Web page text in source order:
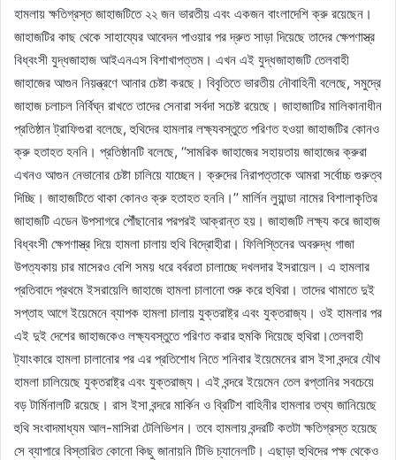
হামলায় ক্ষতিগ্রস্ত জাহাজটিতে ২২ জন ভারতীয় এবং একজন বাংলাদেশি ক্রু রয়েছেন।
জাহাজটির কাছ থেকে সাহায্যের আবেদন পাওয়ার পর দ্রুত সাড়া দিয়েছে তাদের ক্ষেপণাস্ত্র
বিধ্বংসী যুদ্ধজাহাজ আইএনএস বিশাখাপত্তম। এখন এই যুদ্ধজাহাজটি তেলবাহী
জাহাজের আগুন নিয়ন্ত্রণে আনার চেষ্টা করছে। বিবৃতিতে ভারতীয় নৌবাহিনী বলেছে, সমুদ্রে
জাহাজ চলাচল নির্বিঘ্ন রাখতে তাদের সেনারা সর্বদা সচেষ্ট রয়েছে। জাহাজাটির মালিকানাধীন
প্রতিষ্ঠান ট্রাফিগুরা বলেছে, হুথিদের হামলার লক্ষ্যবস্তুতে পরিণত হওয়া জাহাজটির কোনও
ক্রু হতাহত হননি। প্রতিষ্ঠানটি বলেছে, ‘‘সামরিক জাহাজের সহায়তায় জাহাজের ক্রুরা
এখনও আগুন নেভানোর চেষ্টা চালিয়ে যাচ্ছেন। ক্রুদের নিরাপত্তাকে আমরা সর্বোচ্চ গুরুত্ব
দিচ্ছি। জাহাজটিতে থাকা কোনও ক্রু হতাহত হননি।’’ মার্লিন লুয়ান্ডা নামের বিশালাকৃতির
জাহাজটি এডেন উপসাগরে পৌঁছানোর পরপরই আক্রান্ত হয়। জাহাজটি লক্ষ্য করে জাহাজ
বিধ্বংসী ক্ষেপণাস্ত্র দিয়ে হামলা চালায় হুথি বিদ্রোহীরা। ফিলিস্তিনের অবরুদ্ধ গাজা
উপত্যকায় চার মাসেরও বেশি সময় ধরে বর্বরতা চালাচ্ছে দখলদার ইসরায়েল। এ হামলার
প্রতিবাদে প্রথমে ইসরায়েলি জাহাজে হামলা চালানো শুরু করে হুথিরা। তাদের থামাতে দুই
সপ্তাহ আগে ইয়েমেনে ব্যাপক হামলা চালায় যুক্তরাষ্ট্র এবং যুক্তরাজ্য। ওই হামলার পর
এই দুই দেশের জাহাজকেও লক্ষ্যবস্তুতে পরিণত করার হুমকি দিয়েছে হুথিরা।তেলবাহী
ট্যাংকারে হামলা চালানোর পর এর প্রতিশোধ নিতে শনিবার ইয়েমেনের রাস ইসা বন্দরে যৌথ
হামলা চালিয়েছে যুক্তরাষ্ট্র এবং যুক্তরাজ্য। এই বন্দরে ইয়েমেন তেল রপ্তানির সবচেয়ে
বড় টার্মিনালটি রয়েছে। রাস ইসা বন্দরে মার্কিন ও ব্রিটিশ বাহিনীর হামলার তথ্য জানিয়েছে
হুথি সংবাদমাধ্যম আল-মাসিরা টেলিভিশন। তবে হামলায় বন্দরটি কতটা ক্ষতিগ্রস্ত হয়েছে
সে ব্যাপারে বিস্তারিত কোনো কিছু জানায়নি টিভি চ্যানেলটি। এছাড়া হুথিদের পক্ষ থেকেও